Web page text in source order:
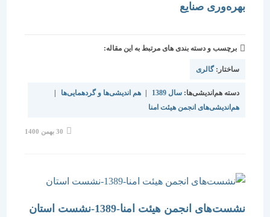
بهره‌وری صنایع
برچسب و دسته بندی های مرتبط به این مقاله:
ساختار:گالری
دسته هم‌اندیشی‌ها:سال 1389 | هم اندیشی‌ها و گردهمایی‌ها |
هم‌اندیشی‌های انجمن هیئت امنا
نشست‌های انجمن هیئت امنا-1389-نشست استان